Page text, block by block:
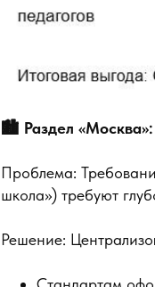
🏙️ Раздел
Проблема:
школа») требуют
Решение: